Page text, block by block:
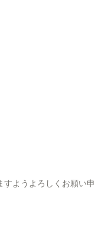
すようよろしくお願い申